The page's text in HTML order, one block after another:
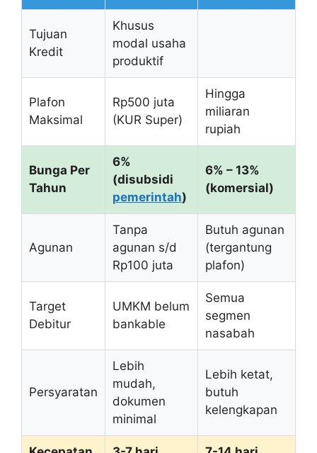
Tujuan
Kredit
Khusus
modal usaha
produktif
Plafon
Maksimal
Rp500 juta
(KUR Super)
Hingga
miliaran
rupiah
Bunga Per
Tahun
6%
(disubsidi
pemerintah)
6% – 13%
(komersial)
Agunan
Tanpa
agunan s/d
Rp100 juta
Butuh agunan
(tergantung
plafon)
Target
Debitur
UMKM belum
bankable
Semua
segmen
nasabah
Persyaratan
Lebih
mudah,
dokumen
minimal
Lebih ketat,
butuh
kelengkapan